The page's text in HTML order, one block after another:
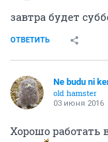
завтра будет
ОТВЕТИТЬ
Ne budu ni
old hamster
03 июня 2016
Хорошо работать